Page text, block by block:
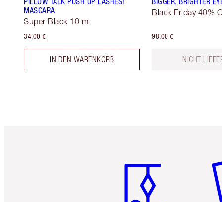
MASCARA
Super Black 10 ml
34,00 €
IN DEN WARENKORB
Black Friday 40%
98,00 €
NICHT